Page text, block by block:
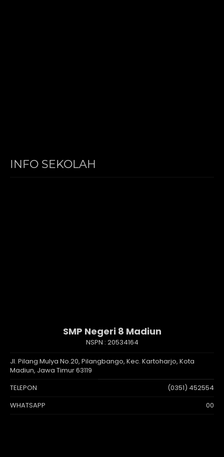
INFO SEKOLAH
SMP Negeri 8 Madiun
NSPN : 20534164
Jl. Pilang Mulya No.20, Pilangbango, Kec. Kartoharjo, Kota
Madiun, Jawa Timur 63119
TELEPON
(0351) 452554
WHATSAPP
00